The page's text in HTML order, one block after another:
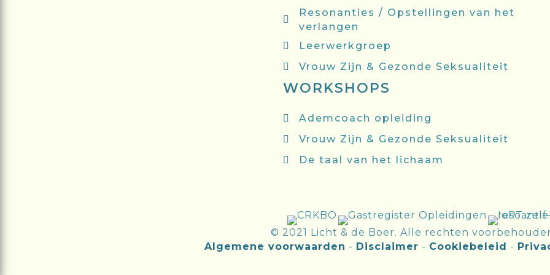
Resonanties / Opstellingen van het
verlangen
Leerwerkgroep
Vrouw Zijn & Gezonde Seksualiteit
WORKSHOPS
Ademcoach opleiding
Vrouw Zijn & Gezonde Seksualiteit
De taal van het lichaam
© 2021 Licht & de Boer. Alle rechten
Algemene voorwaarden - Disclaimer - Cookiebeleid -